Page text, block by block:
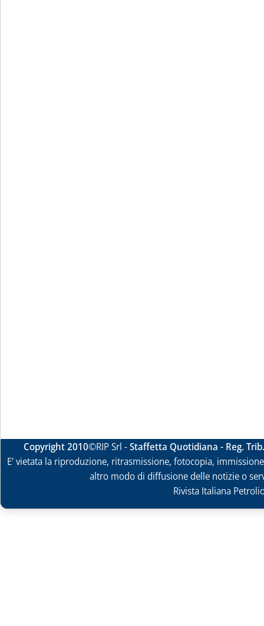
Copyright 2010©RIP Srl -Staffetta Quotidiana - Reg.
E' vietata la riproduzione, ritrasmissione, fotocopia,
altro modo di diffusione delle notizie o
Rivista Italiana